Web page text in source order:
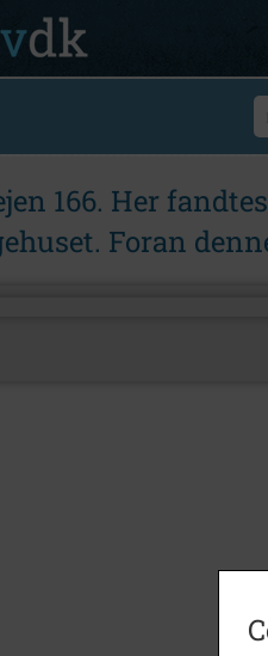
166. Her
Foran